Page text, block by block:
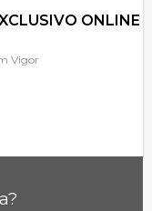
ONLINE
Vigor